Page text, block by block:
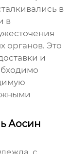
в
в
органов. Это
и
Аосин